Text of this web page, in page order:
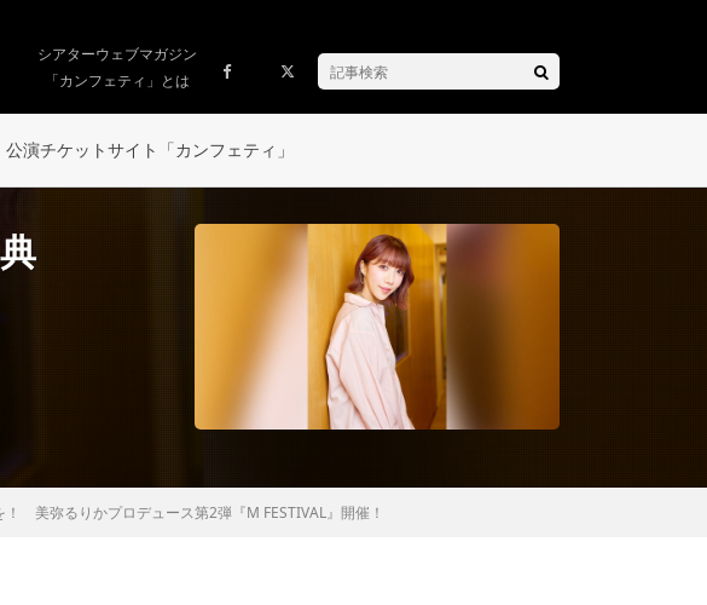
シアターウェブマガジン
「カンフェティ」とは
公演チケットサイト「カンフェティ」
美弥るりかプロデュース第2弾『M FESTIVAL』開催！